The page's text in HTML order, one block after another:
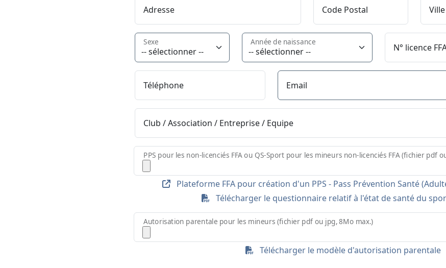
Adresse Code Postal Ville
Sexe Année de naissance
N° licence
Téléphone Email
Club / Association / Entreprise / Equipe
PPS pour les non-licenciés FFA ou QS-Sport pour les mineurs non-licenciés FFA (fichier pdf
Plateforme FFA pour création d'un PPS - Pass Prévention Santé
Télécharger le questionnaire relatif à l'état de santé du
Autorisation parentale pour les mineurs (fichier pdf ou jpg, 8Mo max.)
Télécharger le modèle d'autorisation parentale